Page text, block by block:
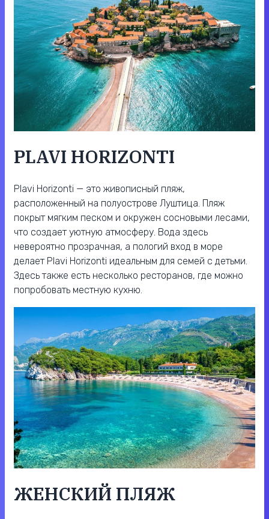
PLAVI HORIZONTI
Plavi Horizonti — это живописный пляж,
расположенный на полуострове Луштица. Пляж
покрыт мягким песком и окружен сосновыми лесами,
что создает уютную атмосферу. Вода здесь
невероятно прозрачная, а пологий вход в море
делает Plavi Horizonti идеальным для семей с детьми.
Здесь также есть несколько ресторанов, где можно
попробовать местную кухню.
ЖЕНСКИЙ ПЛЯЖ